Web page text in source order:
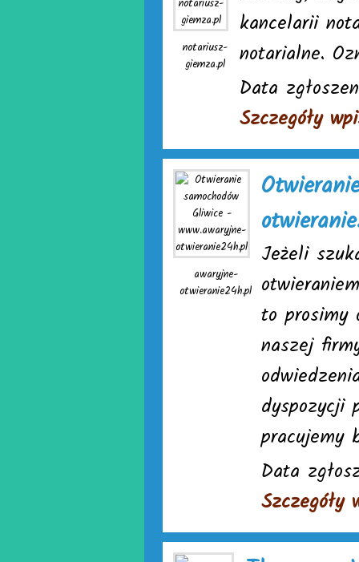
notariusz-
giemza.pl
kancelarii
notarialne.
Data
Szczegóły
awaryjne-
otwieranie24h.pl
Jeżeli
to prosimy
naszej
dyspozycji
pracujemy
Data
Szczegóły